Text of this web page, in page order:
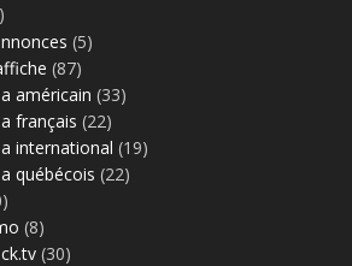
(5)
(87)
américain (33)
français (22)
international (19)
québécois (22)
(8)
(30)